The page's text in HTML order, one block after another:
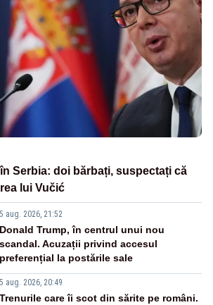
Serbia: doi bărbați, suspectați că
lui Vučić
5 aug. 2026, 21:52
Donald Trump, în centrul unui nou
scandal. Acuzații privind accesul
preferențial la postările sale
5 aug. 2026, 20:49
Trenurile care îi scot din sărite pe români.